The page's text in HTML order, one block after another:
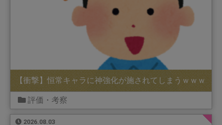
【衝撃】恒常キャラに神強化が施されてしまうｗｗｗ
評価・考察
2026.08.03